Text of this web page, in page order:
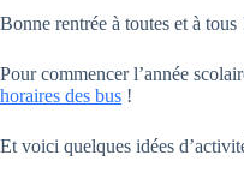
Bonne rentrée à toutes et à tous
Pour commencer l’année
horaires des bus !
Et voici quelques idées